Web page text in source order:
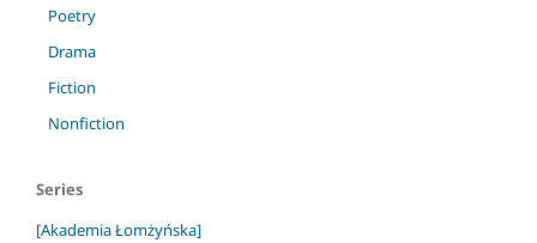
Poetry
Drama
Fiction
Nonfiction
Series
[Akademia Łomżyńska]